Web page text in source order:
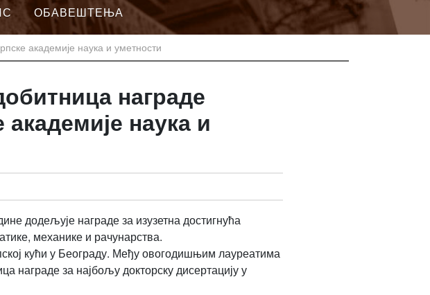
ОБАВЕШТЕЊА
академије наука и уметности
награде
наука и
додељује награде за изузетна достигнућа
механике и рачунарства.
кући у Београду. Међу овогодишњим лауреатима
награде за најбољу докторску дисертацију у